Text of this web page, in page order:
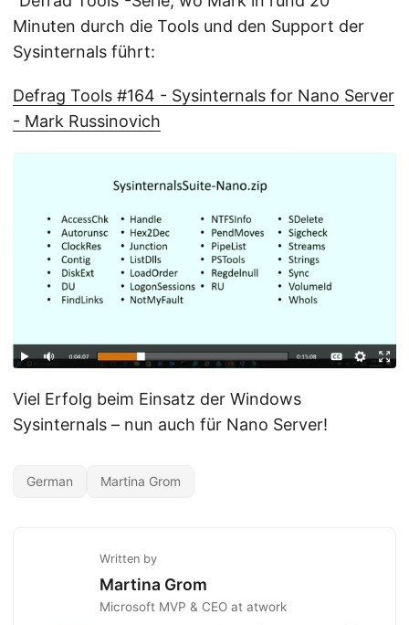
Minuten durch die Tools und den Support der
Sysinternals führt:
Defrag Tools #164 - Sysinternals for Nano Server
- Mark Russinovich
Viel Erfolg beim Einsatz der Windows
Sysinternals – nun auch für Nano Server!
German Martina Grom
Written by
Martina Grom
Microsoft MVP & CEO at atwork